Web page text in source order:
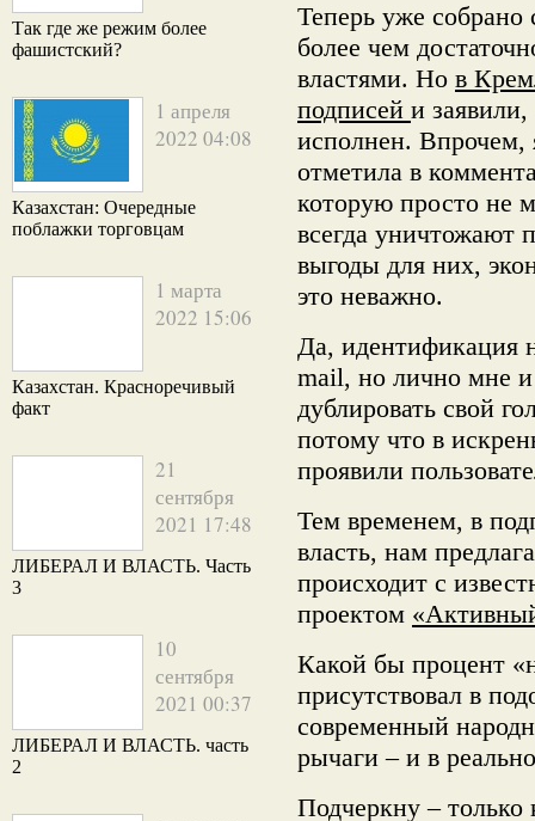
Так где же режим более
фашистский?
1 апреля
2022 04:08
Казахстан: Очередные
поблажки торговцам
1 марта
2022 15:06
Казахстан. Красноречивый
факт
21
сентября
2021 17:48
ЛИБЕРАЛ И ВЛАСТЬ. Часть
3
10
сентября
2021 00:37
ЛИБЕРАЛ И ВЛАСТЬ. часть
2
Теперь уже
более чем
властями. Но в
подписей и заявили,
исполнен. Впрочем,
отметила в
которую просто не
всегда уничтожают
выгоды для них,
это неважно.
Да, идентификация
mail, но лично мне
дублировать свой
потому что в
проявили
Тем временем, в
власть, нам
происходит с
проектом
Какой бы процент
присутствовал в
современный
рычаги – и в
Подчеркну – только